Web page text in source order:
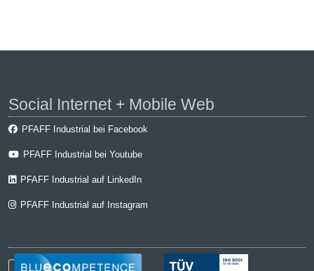
Social Internet + Mobile Web
PFAFF Industrial bei Facebook
PFAFF Industrial bei Youtube
PFAFF Industrial auf LinkedIn
PFAFF Industrial auf Instagram